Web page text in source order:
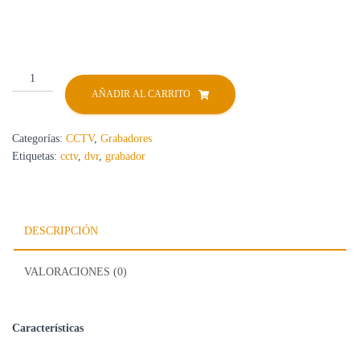
DVR
IDS-
7104HQHI-
cantidad
AÑADIR AL CARRITO
Categorías: CCTV, Grabadores
Etiquetas: cctv, dvr, grabador
DESCRIPCIÓN
VALORACIONES (0)
Características